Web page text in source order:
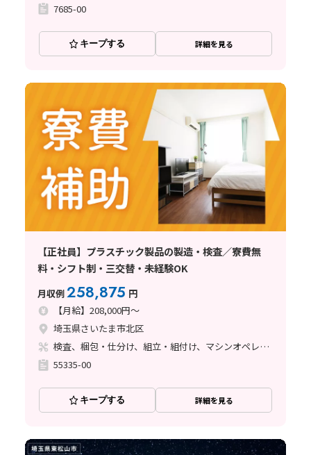
7685-00
キープする 詳細を見る
【正社員】プラスチック製品の製造・検査／寮費無
料・シフト制・三交替・未経験OK
月収例258,875 円
【月給】208,000円～
埼玉県さいたま市北区
検査、梱包・仕分け、組立・組付け、マシンオペレーター、立ち作業
55335-00
キープする 詳細を見る